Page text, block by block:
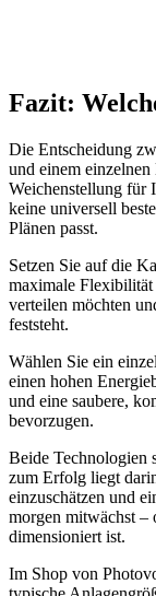
Fazit:
Die Entscheidung
und einem
Weichenstellung für
keine universell
Plänen passt.
Setzen Sie auf die
maximale Flexibilität
verteilen möchten
feststeht.
Wählen Sie ein
einen hohen
und eine saubere,
bevorzugen.
Beide Technologien
zum Erfolg liegt
einzuschätzen und
morgen mitwächst
dimensioniert ist.
Im Shop von